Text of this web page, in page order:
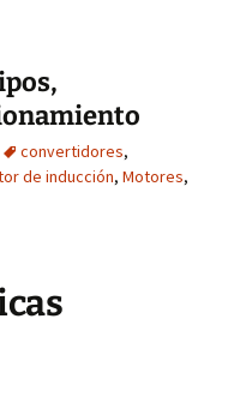
convertidores,
de inducción, Motores,